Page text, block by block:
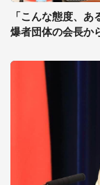
「こんな態度、
爆者団体の会長か